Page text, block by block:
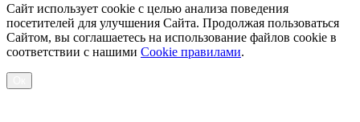
Сайт использует cookie с целью анализа поведения
посетителей для улучшения Сайта. Продолжая пользоваться
Сайтом, вы соглашаетесь на использование файлов cookie в
соответствии с нашими Cookiе правилами.